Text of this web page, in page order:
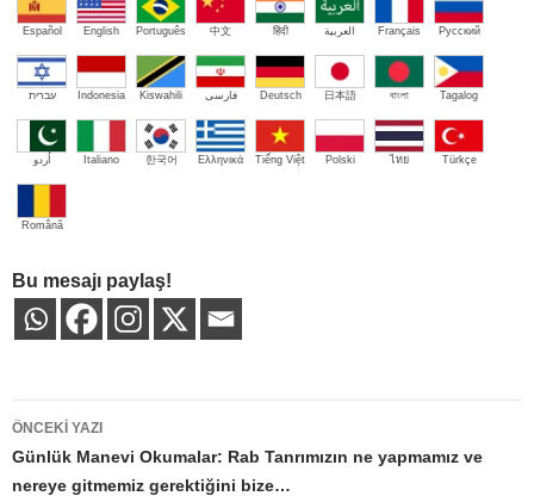
Español English Português 中文 हिंदी العربية Français Русский
עברית Indonesia Kiswahili فارسی Deutsch 日本語 বাংলা Tagalog
اُردو Italiano 한국어 Ελληνικά Tiếng Việt Polski ไทย Türkçe
Română
Bu mesajı paylaş!
Yazı
dolaşımı
ÖNCEKI YAZI
Günlük Manevi Okumalar: Rab Tanrımızın ne yapmamız ve
nereye gitmemiz gerektiğini bize…